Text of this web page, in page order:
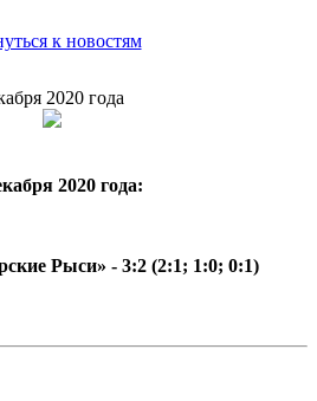
к новостям
2020 года
2020 года:
Рыси» - 3:2 (2:1; 1:0; 0:1)